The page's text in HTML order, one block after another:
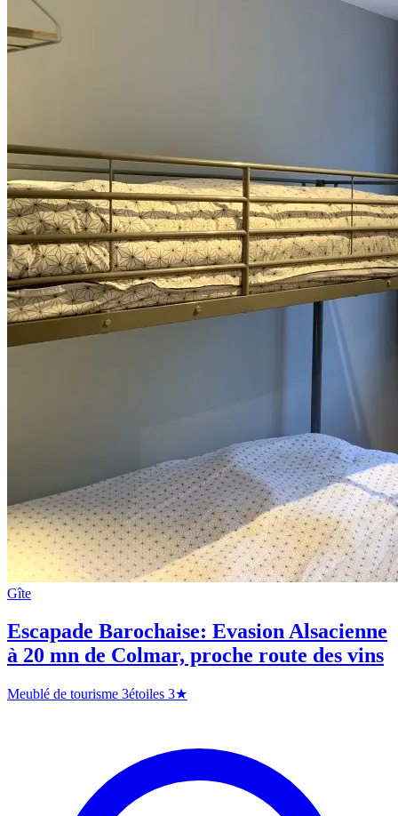
Gîte
Escapade Barochaise: Evasion Alsacienne
à 20 mn de Colmar, proche route des vins
Meublé de tourisme 3étoiles 3★